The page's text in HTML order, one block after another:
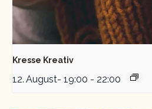
Kresse Kreativ
12. August- 19:00 - 22:00